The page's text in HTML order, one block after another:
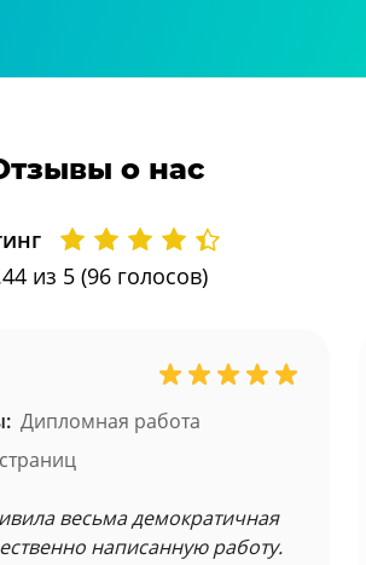
о нас
из 5 (96 голосов)
Дипломная работа
весьма демократичная
написанную работу.